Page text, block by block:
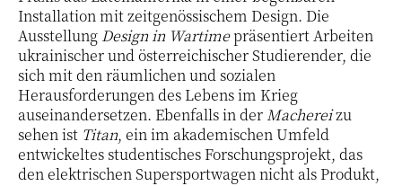
Installation mit zeitgenössischem Design. Die
Ausstellung Design in Wartimepräsentiert Arbeiten
ukrainischer und österreichischer Studierender, die
sich mit den räumlichen und sozialen
Herausforderungen des Lebens im Krieg
auseinandersetzen. Ebenfalls in der Machereizu
sehen ist Titan, ein im akademischen Umfeld
entwickeltes studentisches Forschungsprojekt, das
den elektrischen Supersportwagen nicht als Produkt,